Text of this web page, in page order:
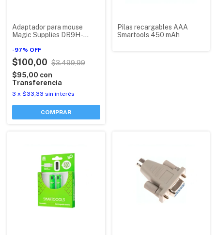
Adaptador para mouse
Magic Supplies DB9H-
-97% OFF
$100,00 $3.499,99
$95,00 con
Transferencia
3 x $33,33 sin interés
Pilas recargables AAA
Smartools 450 mAh